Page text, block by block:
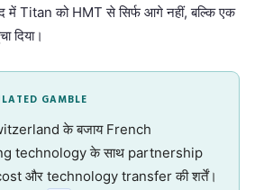
में Titan को HMT से सिर्फ आगे नहीं, बल्कि एक
दिया।
GAMBLE
के बजाय French
technology के साथ partnership
और technology transfer की शर्तें।